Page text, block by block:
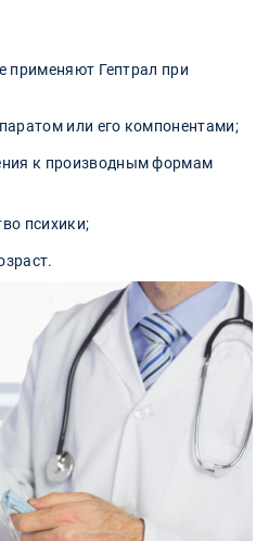
применяют Гептрал при
или его компонентами;
к производным формам
психики;